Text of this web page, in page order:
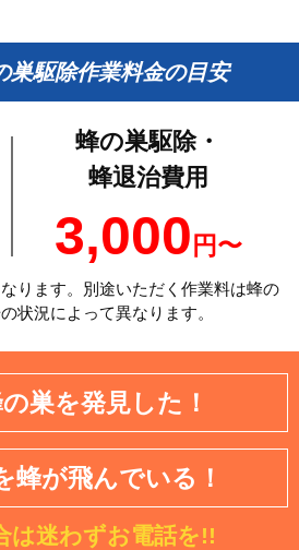
巣駆除作業料金の目安
蜂の巣駆除・
蜂退治費用
3,000 円〜
ります。別途いただく作業料は蜂の
状況によって異なります。
巣を発見した！
蜂が飛んでいる！
は迷わずお電話を!!